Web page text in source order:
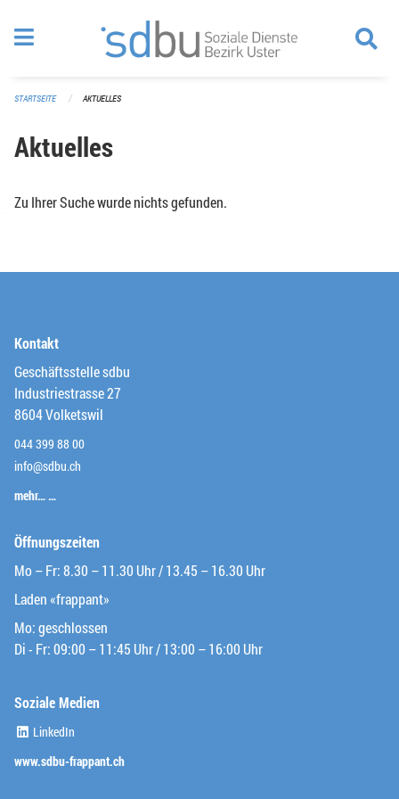
STARTSEITE AKTUELLES
Aktuelles
Zu Ihrer Suche wurde nichts gefunden.
Kontakt
Geschäftsstelle sdbu
Industriestrasse 27
8604 Volketswil
044 399 88 00
info@sdbu.ch
mehr… …
Öffnungszeiten
Mo – Fr: 8.30 – 11.30 Uhr / 13.45 – 16.30 Uhr
Laden «frappant»
Mo: geschlossen
Di - Fr: 09:00 – 11:45 Uhr / 13:00 – 16:00 Uhr
Soziale Medien
LinkedIn
www.sdbu-frappant.ch